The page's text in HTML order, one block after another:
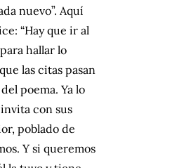
nuevo”. Aquí
“Hay que ir al
hallar lo
las citas pasan
poema. Ya lo
con sus
poblado de
Y si queremos